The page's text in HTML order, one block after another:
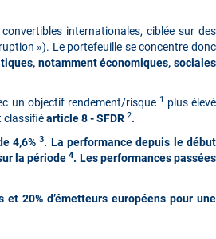
internationales, ciblée sur des
»). Le portefeuille se concentre donc
notamment économiques, sociales
un objectif rendement/risque 1 plus élevé
classifiéarticle 8 - SFDR 2.
4,6%3. La performance depuis le début
la période4. Les performances passées
20% d’émetteurs européens pour une